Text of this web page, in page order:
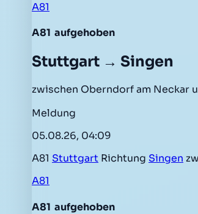
A81
A81 aufgehoben
Stuttgart → Singen
zwischen Oberndorf am Neckar
Meldung
05.08.26, 04:09
A81 Stuttgart Richtung Singen
A81
A81 aufgehoben